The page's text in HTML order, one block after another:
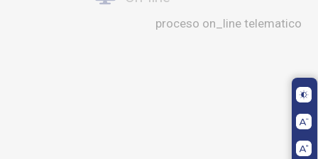
proceso on_line telematico